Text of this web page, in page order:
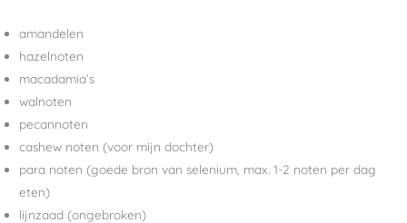
amandelen
hazelnoten
macadamia’s
walnoten
pecannoten
cashew noten (voor mijn dochter)
para noten (goede bron van selenium, max. 1-2 noten per dag
eten)
lijnzaad (ongebroken)